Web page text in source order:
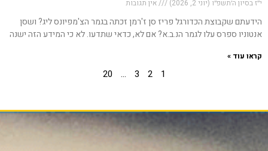
י״ז בסיון ה׳תשפ״ו (יוני 2, 2026) אין תגובות
הידעתם שקבוצת הכדורגל פריז סן ז'רמן זכתה בגמר הצ'מפיונס ליג? ושסן
אנטוניו ספרס עלו לגמר הנ.ב.א? אם לא, כדאי שתדעו. לא כי המידע הזה ישנה
קראו עוד »
1
2
3
…
20